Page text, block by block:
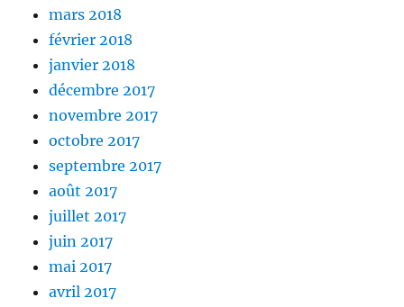
mars 2018
février 2018
janvier 2018
décembre 2017
novembre 2017
octobre 2017
septembre 2017
août 2017
juillet 2017
juin 2017
mai 2017
avril 2017